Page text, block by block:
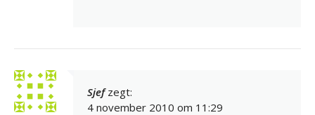
Sjef zegt:
4 november 2010 om 11:29